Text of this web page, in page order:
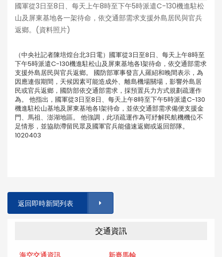
國軍從3日至8日、每天上午8時至下午5時派遣C-130機進駐松
山及屏東基地各一架待命，依交通部需求支援外島居民與官兵
返鄉。(資料照片)
（中央社記者陳培煌台北3日電）國軍從3日至8日、每天上午8時至
下午5時派遣C-130機進駐松山及屏東基地各1架待命，依交通部需求
支援外島居民與官兵返鄉。 國防部軍事發言人羅紹和晚間表示，為
因應連假期間，天候因素可能造成外、離島機場關場，影響外島居
民或官兵返鄉，國防部依交通部需求，採預置兵力方式規劃疏運作
為。 他指出，國軍從3日至8日、每天上午8時至下午5時派遣C-130
機進駐松山基地及屏東基地各1架待命，並依交通部需求備便支援金
門、馬祖、澎湖地區。 他強調，此項疏運作為可紓解民航機機位不
足情形，並協助滯留民眾及國軍官兵能儘速返鄉或返回部隊。
1020403
返回即時新聞列表
交通資訊